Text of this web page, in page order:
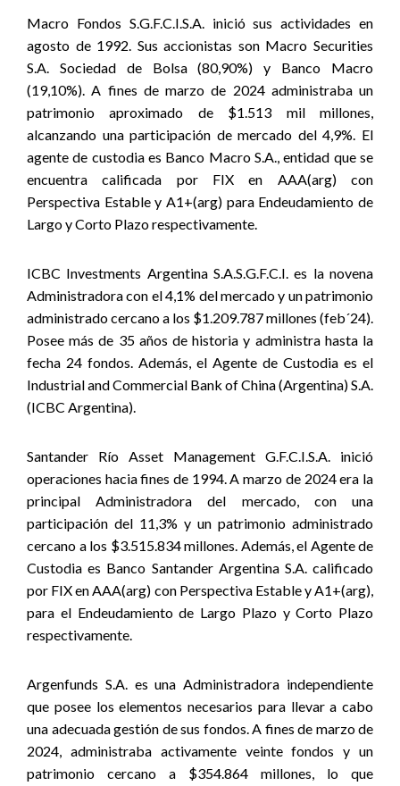
Macro Fondos S.G.F.C.I.S.A. inició sus actividades en
agosto de 1992. Sus accionistas son Macro Securities
S.A. Sociedad de Bolsa (80,90%) y Banco Macro
(19,10%). A fines de marzo de 2024 administraba un
patrimonio aproximado de $1.513 mil millones,
alcanzando una participación de mercado del 4,9%. El
agente de custodia es Banco Macro S.A., entidad que se
encuentra calificada por FIX en AAA(arg) con
Perspectiva Estable y A1+(arg) para Endeudamiento de
Largo y Corto Plazo respectivamente.
ICBC Investments Argentina S.A.S.G.F.C.I. es la novena
Administradora con el 4,1% del mercado y un patrimonio
administrado cercano a los $1.209.787 millones (feb´24).
Posee más de 35 años de historia y administra hasta la
fecha 24 fondos. Además, el Agente de Custodia es el
Industrial and Commercial Bank of China (Argentina) S.A.
(ICBC Argentina).
Santander Río Asset Management G.F.C.I.S.A. inició
operaciones hacia fines de 1994. A marzo de 2024 era la
principal Administradora del mercado, con una
participación del 11,3% y un patrimonio administrado
cercano a los $3.515.834 millones. Además, el Agente de
Custodia es Banco Santander Argentina S.A. calificado
por FIX en AAA(arg) con Perspectiva Estable y A1+(arg),
para el Endeudamiento de Largo Plazo y Corto Plazo
respectivamente.
Argenfunds S.A. es una Administradora independiente
que posee los elementos necesarios para llevar a cabo
una adecuada gestión de sus fondos. A fines de marzo de
2024, administraba activamente veinte fondos y un
patrimonio cercano a $354.864 millones, lo que